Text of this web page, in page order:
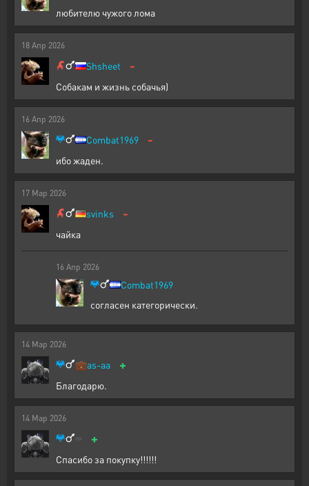
любителю чужого лома
18 Апр 2026
Shsheet -
Собакам и жизнь собачья)
16 Апр 2026
Combat1969 -
ибо жаден.
17 Мар 2026
svinks -
чайка
16 Апр 2026
Combat1969
согласен категорически.
14 Мар 2026
💼as-aa +
Благодарю.
14 Мар 2026
+
Спасибо за покупку!!!!!!